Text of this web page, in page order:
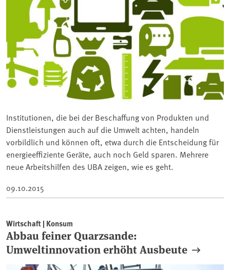
Institutionen, die bei der Beschaffung von Produkten und
Dienstleistungen auch auf die Umwelt achten, handeln
vorbildlich und können oft, etwa durch die Entscheidung für
energieeffiziente Geräte, auch noch Geld sparen. Mehrere
neue Arbeitshilfen des UBA zeigen, wie es geht.
09.10.2015
Wirtschaft | Konsum
Abbau feiner Quarzsande:
Umweltinnovation erhöht Ausbeute